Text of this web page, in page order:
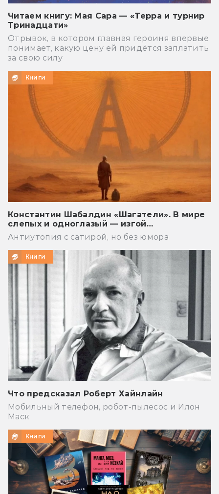
Читаем книгу: Мая Сара — «Терра и турнир
Тринадцати»
Отрывок, в котором главная героиня впервые
понимает, какую цену ей придётся заплатить
за свою силу
Книги
Константин Шабалдин «Шагатели». В мире
слепых и одноглазый — изгой…
Антиутопия с сатирой, но без юмора
Книги
Что предсказал Роберт Хайнлайн
Мобильный телефон, робот-пылесос и Илон
Маск
Книги